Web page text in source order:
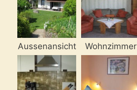
Aussenansicht Wohnzimmer